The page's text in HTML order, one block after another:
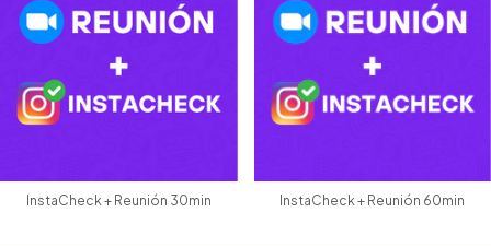
InstaCheck + Reunión 30min InstaCheck + Reunión 60min